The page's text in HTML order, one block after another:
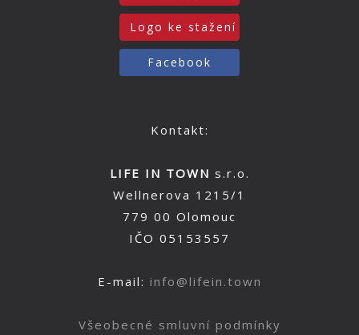
Logo ke stažení
Facebook
Kontakt:
LIFE IN TOWN s.r.o.
Wellnerova 1215/1
779 00 Olomouc
IČO 05153557
E-mail: info@lifein.town
Všeobecné smluvní podmínky